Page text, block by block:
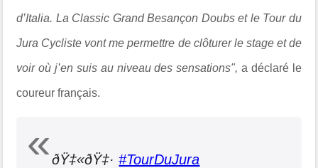
d’Italia. La Classic Grand Besançon Doubs et le Tour du
Jura Cycliste vont me permettre de clôturer le stage et de
voir où j’en suis au niveau des sensations", a déclaré le
coureur français.
ðŸ‡«ðŸ‡·#TourDuJura